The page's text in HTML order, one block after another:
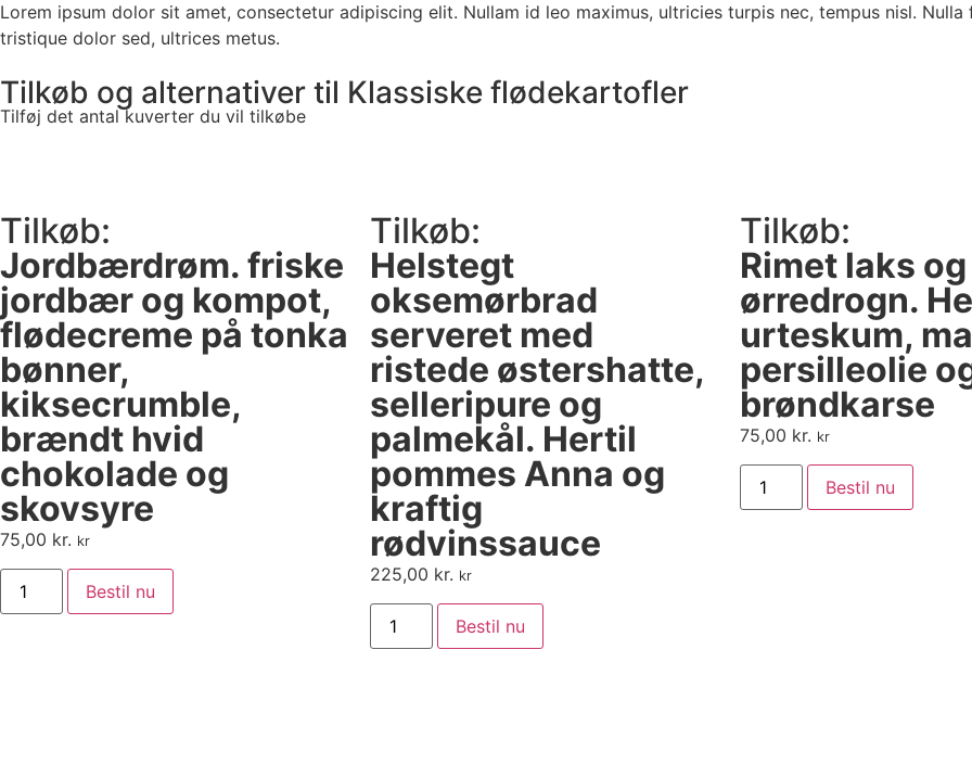
Lorem ipsum dolor sit amet, consectetur adipiscing elit. Nullam id leo maximus, ultricies turpis nec, tempus nisl.
tristique dolor sed, ultrices metus.
Tilkøb og alternativer til Klassiske flødekartofler
Tilføj det antal kuverter du vil tilkøbe
Tilkøb:
Jordbærdrøm. friske
jordbær og kompot,
flødecreme på tonka
bønner,
kiksecrumble,
brændt hvid
chokolade og
skovsyre
75,00 kr. kr
Bestil nu
Tilkøb:
Helstegt
oksemørbrad
serveret med
ristede østershatte,
selleripure og
palmekål. Hertil
pommes Anna og
kraftig
rødvinssauce
225,00 kr. kr
Bestil nu
Tilkøb:
Rimet laks og
ørredrogn.
urteskum,
persilleolie
brøndkarse
75,00 kr. kr
Bestil nu